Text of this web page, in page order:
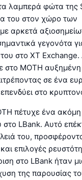
λαμπερά φώτα της
του στον χώρο των
αρκετά
γεγονότα
στο XT Exchange.
στο MOTH
σε ένα
στο
πέτυχε ένα
LBank. Αυτό
του,
επιλογές
στο LBank ήταν
της παρουσίας